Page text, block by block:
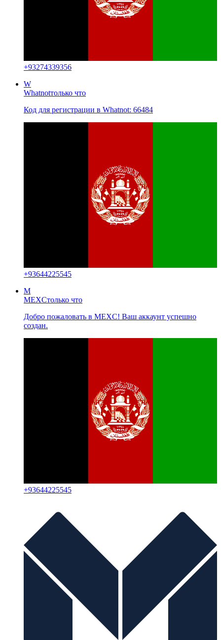
+93274339356
W
Whatnotтолько что
Код для регистрации в Whatnot: 66484
+93644225545
M
MEXCтолько что
Добро пожаловать в MEXC! Ваш аккаунт успешно
создан.
+93644225545